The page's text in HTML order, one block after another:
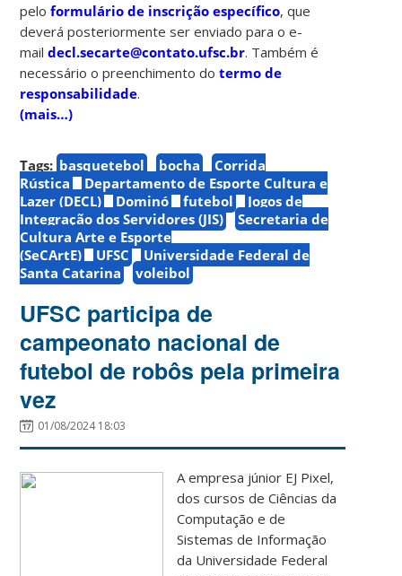
peloformulário de inscrição específico, que
deverá posteriormente ser enviado para o e-
maildecl.secarte@contato.ufsc.br. Também é
necessário o preenchimento dotermo de
responsabilidade.
(mais…)
Tags: basquetebol bocha
Corrida
Rústica
Departamento de Esporte Cultura e
Lazer (DECL)
Dominó futebol
Jogos de
Integração dos Servidores (JIS)
Secretaria de
Cultura Arte e Esporte
(SeCArtE)
UFSC
Universidade Federal de
Santa Catarina
voleibol
UFSC participa de
campeonato nacional de
futebol de robôs pela primeira
vez
01/08/2024 18:03
A empresa júnior EJ Pixel,
dos cursos de Ciências da
Computação e de
Sistemas de Informação
da Universidade Federal